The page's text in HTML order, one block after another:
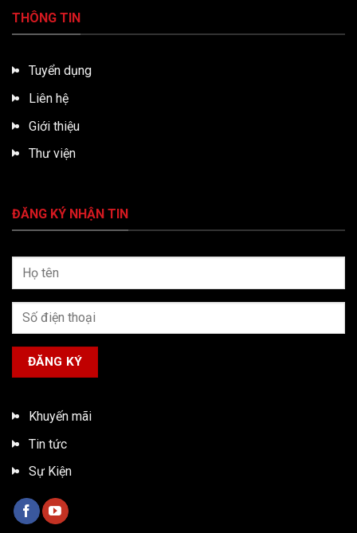
THÔNG TIN
Tuyển dụng
Liên hệ
Giới thiệu
Thư viện
ĐĂNG KÝ NHẬN TIN
Khuyến mãi
Tin tức
Sự Kiện